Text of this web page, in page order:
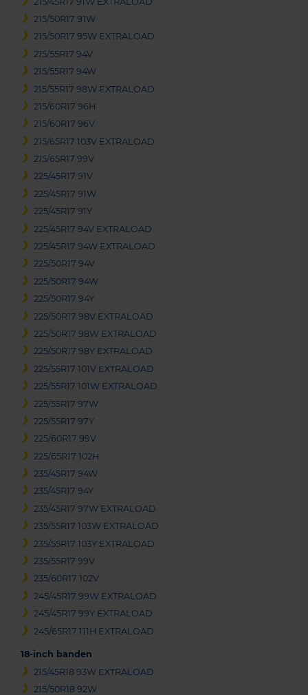
215/50R17 91W
215/50R17 95W EXTRALOAD
215/55R17 94V
215/55R17 94W
215/55R17 98W EXTRALOAD
215/60R17 96H
215/60R17 96V
215/65R17 103V EXTRALOAD
215/65R17 99V
225/45R17 91V
225/45R17 91W
225/45R17 91Y
225/45R17 94V EXTRALOAD
225/45R17 94W EXTRALOAD
225/50R17 94V
225/50R17 94W
225/50R17 94Y
225/50R17 98V EXTRALOAD
225/50R17 98W EXTRALOAD
225/50R17 98Y EXTRALOAD
225/55R17 101V EXTRALOAD
225/55R17 101W EXTRALOAD
225/55R17 97W
225/55R17 97Y
225/60R17 99V
225/65R17 102H
235/45R17 94W
235/45R17 94Y
235/45R17 97W EXTRALOAD
235/55R17 103W EXTRALOAD
235/55R17 103Y EXTRALOAD
235/55R17 99V
235/60R17 102V
245/45R17 99W EXTRALOAD
245/45R17 99Y EXTRALOAD
245/65R17 111H EXTRALOAD
18-inch banden
215/45R18 93W EXTRALOAD
215/50R18 92W